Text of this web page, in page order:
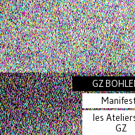
GZ
les
GZ